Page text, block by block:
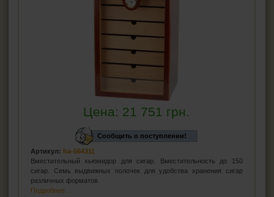
Цена: 21 751 грн.
Сообщить о поступлении!
Артикул: ha-564311
Вместительный хьюмидор для сигар. Вместительность до 150
сигар. Семь выдвижных полочек для удобства хранения сигар
различных форматов.
Подробнее...